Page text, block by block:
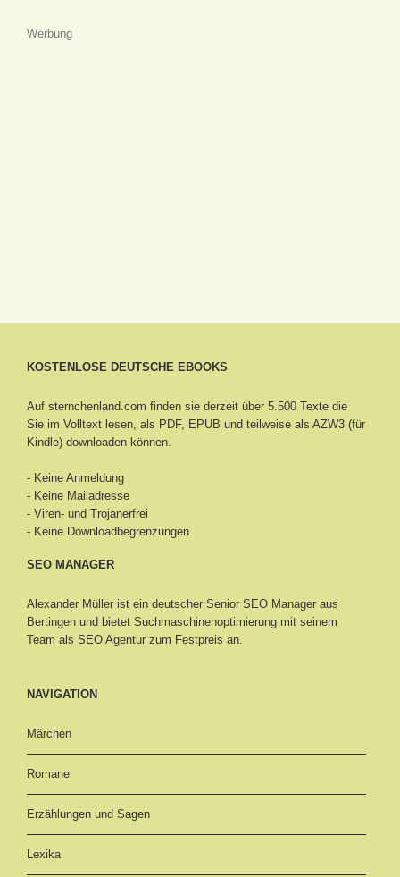
Werbung
KOSTENLOSE DEUTSCHE EBOOKS
Auf sternchenland.com finden sie derzeit über 5.500 Texte die
Sie im Volltext lesen, als PDF, EPUB und teilweise als AZW3 (für
Kindle) downloaden können.
- Keine Anmeldung
- Keine Mailadresse
- Viren- und Trojanerfrei
- Keine Downloadbegrenzungen
SEO MANAGER
Alexander Müller ist ein deutscher Senior SEO Manager aus
Bertingen und bietet Suchmaschinenoptimierung mit seinem
Team als SEO Agentur zum Festpreis an.
NAVIGATION
Märchen
Romane
Erzählungen und Sagen
Lexika